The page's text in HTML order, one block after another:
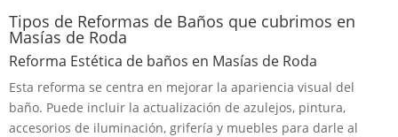
Tipos de Reformas de Baños que cubrimos en
Masías de Roda
Reforma Estética de baños en Masías de Roda
Esta reforma se centra en mejorar la apariencia visual del
baño. Puede incluir la actualización de azulejos, pintura,
accesorios de iluminación, grifería y muebles para darle al